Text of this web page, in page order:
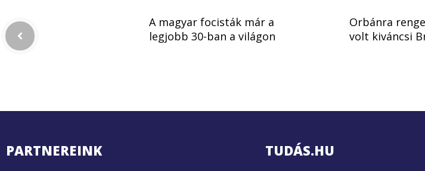
A magyar focisták már a
legjobb 30-ban a világon
Orbánra
volt kiváncsi
PARTNEREINK TUDÁS.HU